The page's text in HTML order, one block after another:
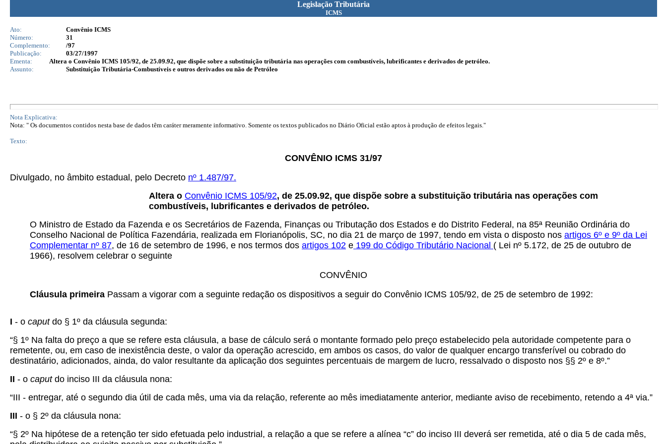
Legislação Tributária
ICMS
Ato:
Convênio ICMS
Número:
31
Complemento:
/97
Publicação:
03/27/1997
Ementa:
Altera o Convênio ICMS 105/92, de 25.09.92, que dispõe sobre a substituição tributária nas operações com combustíveis, lubrificantes e derivados de petróleo.
Assunto:
Substituição Tributária-Combustíveis e outros derivados ou não de Petróleo
Nota Explicativa:
Nota: " Os documentos contidos nesta base de dados têm caráter meramente informativo. Somente os textos publicados no Diário Oficial estão aptos à produção de efeitos legais."
Texto:
CONVÊNIO ICMS 31/97
Divulgado, no âmbito estadual, pelo Decreto nº 1.487/97.
Altera o Convênio ICMS 105/92, de 25.09.92, que dispõe sobre a substituição tributária nas operações com
combustíveis, lubrificantes e derivados de petróleo.
O Ministro de Estado da Fazenda e os Secretários de Fazenda, Finanças ou Tributação dos Estados e do Distrito Federal, na 85ª Reunião Ordinária do
Conselho Nacional de Política Fazendária, realizada em Florianópolis, SC, no dia 21 de março de 1997, tendo em vista o disposto nos artigos 6º e 9º da Lei
Complementar nº 87, de 16 de setembro de 1996, e nos termos dos artigos 102 e 199 do Código Tributário Nacional ( Lei nº 5.172, de 25 de outubro de
1966), resolvem celebrar o seguinte
CONVÊNIO
Cláusula primeira Passam a vigorar com a seguinte redação os dispositivos a seguir do Convênio ICMS 105/92, de 25 de setembro de 1992:
I - o caputdo § 1º da cláusula segunda:
“§ 1º Na falta do preço a que se refere esta cláusula, a base de cálculo será o montante formado pelo preço estabelecido pela autoridade competente para o
remetente, ou, em caso de inexistência deste, o valor da operação acrescido, em ambos os casos, do valor de qualquer encargo transferível ou cobrado do
destinatário, adicionados, ainda, do valor resultante da aplicação dos seguintes percentuais de margem de lucro, ressalvado o disposto nos §§ 2º e 8º.”
II - o caputdo inciso III da cláusula nona:
“III - entregar, até o segundo dia útil de cada mês, uma via da relação, referente ao mês imediatamente anterior, mediante aviso de recebimento, retendo a 4ª via.”
III - o § 2º da cláusula nona:
“§ 2º Na hipótese de a retenção ter sido efetuada pelo industrial, a relação a que se refere a alínea “c” do inciso III deverá ser remetida, até o dia 5 de cada mês,